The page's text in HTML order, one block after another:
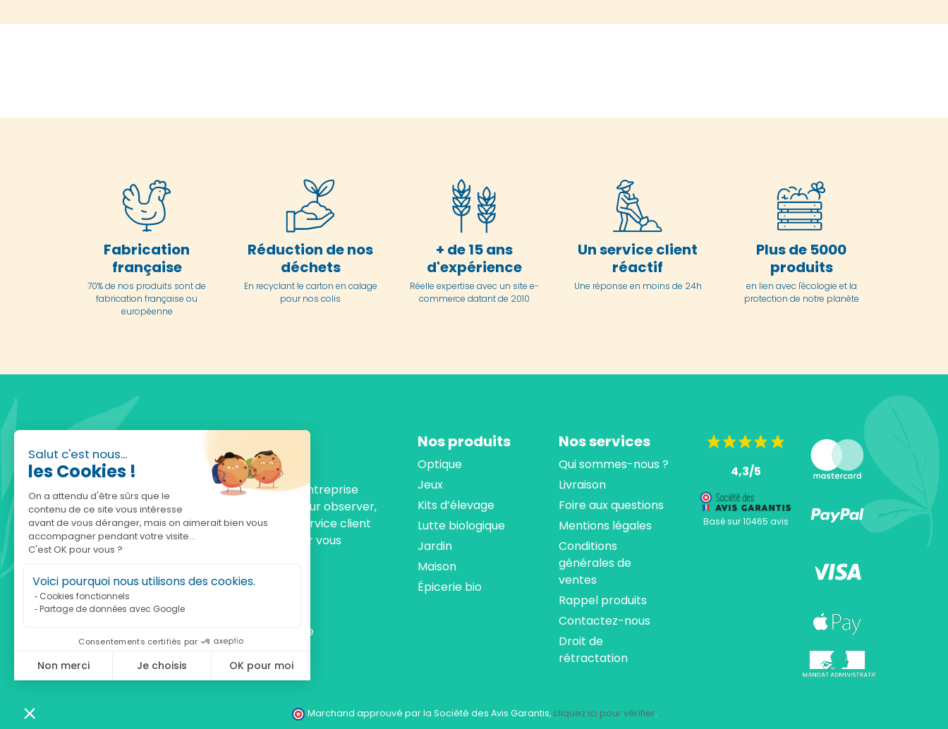
Salut c'est nous...
les Cookies !
On a attendu d'être sûrs que le
contenu de ce site vous intéresse
avant de vous déranger, mais on aimerait bien vous
accompagner pendant votre visite...
C'est OK pour vous ?
Voici pourquoi nous utilisons des cookies.
Cookies fonctionnels
Partage de données avec Google
Consentements certifiés par
Non merci Je choisis OK pour moi
Notre plateforme vous permet d'adapter et de gérer vos paramètres de confidentialité, en garantissant la conformité avec les réglementations. Personnalisez vos préférences pour contrôler la manière dont
Fabrication
française
70% de nos produits sont de
fabrication française ou
européenne
Réduction de nos
déchets
En recyclant le carton en calage
pour nos colis
+ de 15 ans
d'expérience
Réelle expertise avec un site e-
commerce datant de 2010
Un service client
réactif
Une réponse en moins de 24h
Plus de 5000
produits
en lien avec l'écologie et la
protection de notre planète
Fondée en 2010, achatnature.com est une entreprise
française qui réunit plus de 5000 produits pour observer,
comprendre et protéger la nature. Notre service client
est à votre écoute, du lundi au vendredi, pour vous
accompagner.
Notre adresse :
achatnature.com (Ethik & Nature)
160 rue Pierre Fallion - 69140 Rillieux-La-Pape
Nos produits
Optique
Jeux
Kits d’élevage
Lutte biologique
Jardin
Maison
Épicerie bio
Nos services
Qui sommes-nous ?
Livraison
Foire aux questions
Mentions légales
Conditions
générales de
ventes
Rappel produits
Contactez-nous
Droit de
rétractation
4,3/5
Basé sur 10465 avis
Marchand approuvé par la Société des Avis Garantis, cliquez ici pour vérifier.